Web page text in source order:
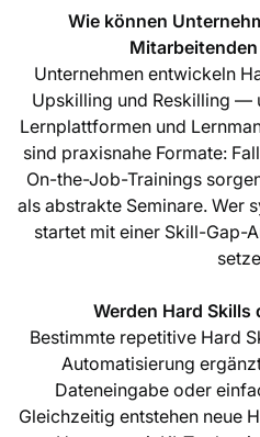
Wie können
Unternehmen entwickeln
Upskilling und Reskilling —
Lernplattformen und
sind praxisnahe Formate:
On-the-Job-Trainings
als abstrakte Seminare. Wer
startet mit einer Skill-Gap-
Werden Hard Skills
Bestimmte repetitive Hard
Automatisierung
Dateneingabe oder
Gleichzeitig entstehen neue